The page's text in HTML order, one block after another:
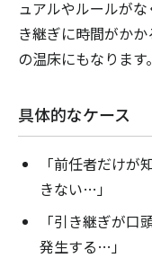
ュアルやルールが
き継ぎに時間がか
の温床にもなります。
具体的なケース
「前任者だけが
きない…」
「引き継ぎが
発生する…」